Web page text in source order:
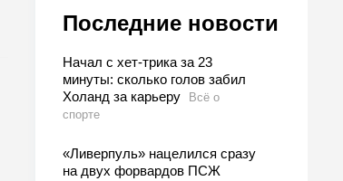
Последние новости
Начал с хет-трика за 23
минуты: сколько голов забил
Холанд за карьеру
Всё о
спорте
«Ливерпуль» нацелился сразу
на двух форвардов ПСЖ